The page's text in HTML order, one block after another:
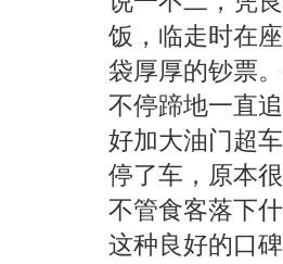
饭，临走时在
袋厚厚的钞票
不停蹄地一直
好加大油门超
停了车，原本
不管食客落下
这种良好的口